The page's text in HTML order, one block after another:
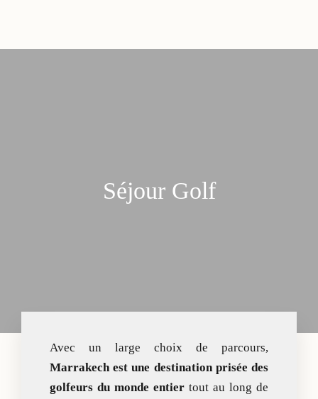
Séjour Golf
Avec un large choix de parcours,
Marrakech est une destination prisée des
golfeurs du monde entier tout au long de